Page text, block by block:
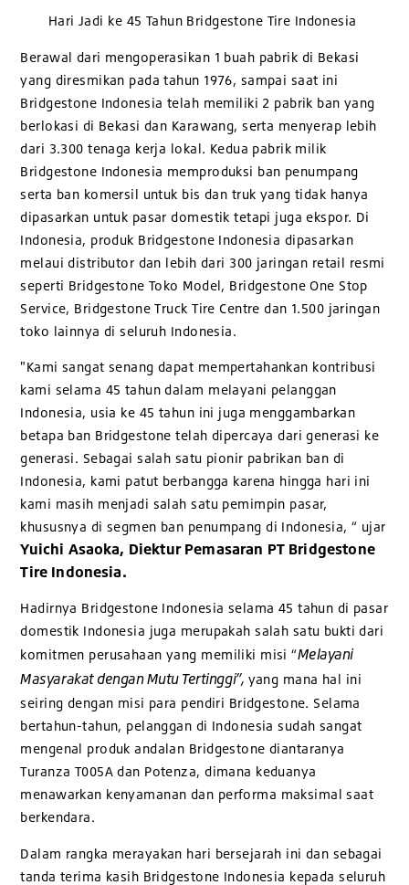
Hari Jadi ke 45 Tahun Bridgestone Tire Indonesia
Berawal dari mengoperasikan 1 buah pabrik di Bekasi
yang diresmikan pada tahun 1976, sampai saat ini
Bridgestone Indonesia telah memiliki 2 pabrik ban yang
berlokasi di Bekasi dan Karawang, serta menyerap lebih
dari 3.300 tenaga kerja lokal. Kedua pabrik milik
Bridgestone Indonesia memproduksi ban penumpang
serta ban komersil untuk bis dan truk yang tidak hanya
dipasarkan untuk pasar domestik tetapi juga ekspor. Di
Indonesia, produk Bridgestone Indonesia dipasarkan
melaui distributor dan lebih dari 300 jaringan retail resmi
seperti Bridgestone Toko Model, Bridgestone One Stop
Service, Bridgestone Truck Tire Centre dan 1.500 jaringan
toko lainnya di seluruh Indonesia.
"Kami sangat senang dapat mempertahankan kontribusi
kami selama 45 tahun dalam melayani pelanggan
Indonesia, usia ke 45 tahun ini juga menggambarkan
betapa ban Bridgestone telah dipercaya dari generasi ke
generasi. Sebagai salah satu pionir pabrikan ban di
Indonesia, kami patut berbangga karena hingga hari ini
kami masih menjadi salah satu pemimpin pasar,
khususnya di segmen ban penumpang di Indonesia, “ ujar
Yuichi Asaoka, Diektur Pemasaran PT Bridgestone
Tire Indonesia.
Hadirnya Bridgestone Indonesia selama 45 tahun di pasar
domestik Indonesia juga merupakah salah satu bukti dari
komitmen perusahaan yang memiliki misi “Melayani
Masyarakat dengan Mutu Tertinggi”, yang mana hal ini
seiring dengan misi para pendiri Bridgestone. Selama
bertahun-tahun, pelanggan di Indonesia sudah sangat
mengenal produk andalan Bridgestone diantaranya
Turanza T005A dan Potenza, dimana keduanya
menawarkan kenyamanan dan performa maksimal saat
berkendara.
Dalam rangka merayakan hari bersejarah ini dan sebagai
tanda terima kasih Bridgestone Indonesia kepada seluruh